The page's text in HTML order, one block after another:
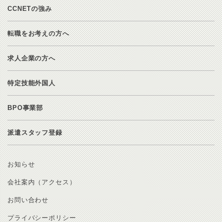
CCNETの強み
転職をお考えの方へ
求人企業の方へ
特定技能外国人
BPO事業部
派遣スタッフ登録
お知らせ
会社案内（アクセス）
お問い合わせ
プライバシーポリシー